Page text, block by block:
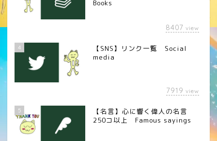
Books
8407 view
4
【SNS】リンク一覧 Social
media
7919 view
5
【名言】心に響く偉人の名言
250コ以上 Famous sayings